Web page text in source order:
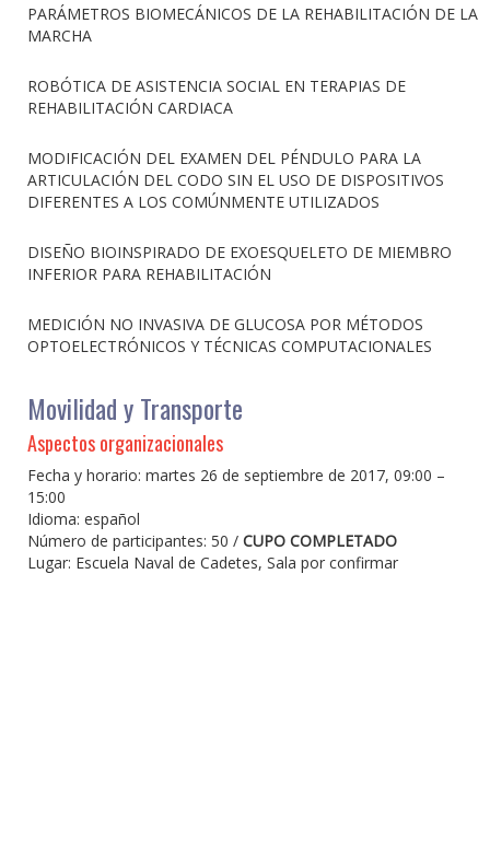
PARÁMETROS BIOMECÁNICOS DE LA REHABILITACIÓN DE LA
MARCHA
ROBÓTICA DE ASISTENCIA SOCIAL EN TERAPIAS DE
REHABILITACIÓN CARDIACA
MODIFICACIÓN DEL EXAMEN DEL PÉNDULO PARA LA
ARTICULACIÓN DEL CODO SIN EL USO DE DISPOSITIVOS
DIFERENTES A LOS COMÚNMENTE UTILIZADOS
DISEÑO BIOINSPIRADO DE EXOESQUELETO DE MIEMBRO
INFERIOR PARA REHABILITACIÓN
MEDICIÓN NO INVASIVA DE GLUCOSA POR MÉTODOS
OPTOELECTRÓNICOS Y TÉCNICAS COMPUTACIONALES
Movilidad y Transporte
Aspectos organizacionales
Fecha y horario: martes 26 de septiembre de 2017, 09:00 –
15:00
Idioma: español
Número de participantes: 50 / CUPO COMPLETADO
Lugar: Escuela Naval de Cadetes, Sala por confirmar